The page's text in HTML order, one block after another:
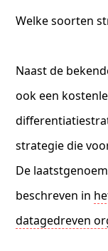
Welke soorten
Naast de
ook een
strategie die
De
beschreven in
datagedreven